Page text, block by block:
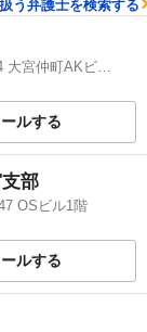
東秩父
伏
律相談」に回答し
身事故,物損事故,
所もおります。そ
良い法律事務所の
できます。交通事
登録法律事務所か
を踏まえて、自分
めします。
う弁護士を検索する
埼玉県 さいたま市大宮区仲町1-104 大宮仲町AKビル9階
ールする
部
OSビル1階
ールする